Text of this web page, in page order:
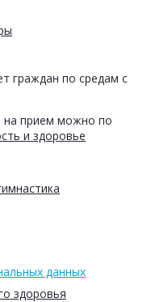
и здоровье
здоровья
граждан по средам с
на прием можно по
данных